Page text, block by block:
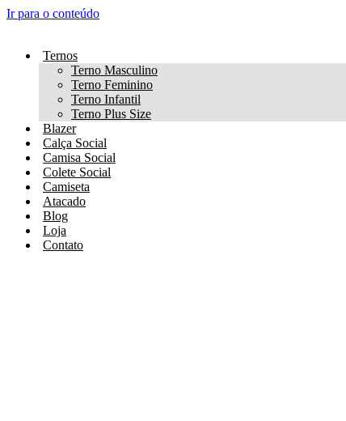
Ir para o conteúdo
Ternos
Terno Masculino
Terno Feminino
Terno Infantil
Terno Plus Size
Blazer
Calça Social
Camisa Social
Colete Social
Camiseta
Atacado
Blog
Loja
Contato